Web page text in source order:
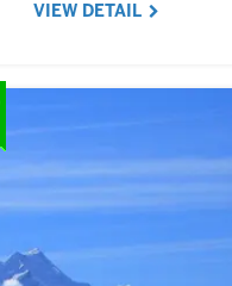
termasuk dalam kawasan Eropa
VIEW DETAIL